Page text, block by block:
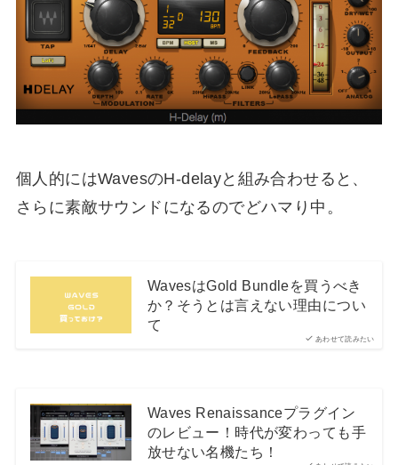
個人的にはWavesのH-delayと組み合わせると、
さらに素敵サウンドになるのでどハマり中。
あわせて読みたい
WavesはGold Bundleを買うべき
か？そうとは言えない理由につい
て
Waves Renaissanceプラグイン
のレビュー！時代が変わっても手
放せない名機たち！